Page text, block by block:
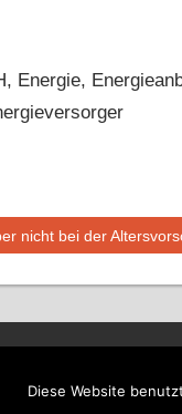
Energie,
nicht bei der
Diese Website